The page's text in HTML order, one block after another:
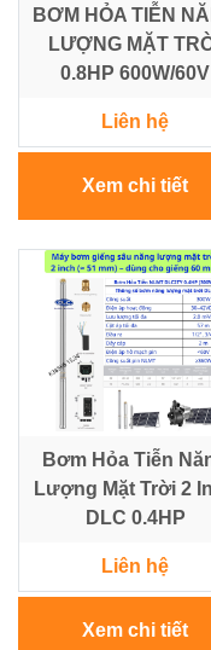
BƠM HỎA TIỄN
LƯỢNG MẶT
0.8HP 600W/60V
Liên hệ
Xem chi tiết
Bơm Hỏa Tiễn
Lượng Mặt Trời 2
DLC 0.4HP
Liên hệ
Xem chi tiết